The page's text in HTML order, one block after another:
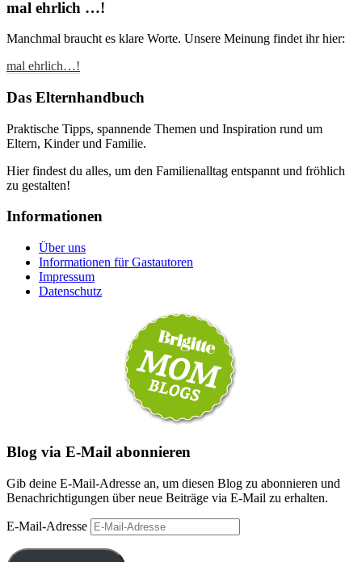
mal ehrlich …!
Manchmal braucht es klare Worte. Unsere Meinung findet ihr hier:
mal ehrlich…!
Das Elternhandbuch
Praktische Tipps, spannende Themen und Inspiration rund um
Eltern, Kinder und Familie.
Hier findest du alles, um den Familienalltag entspannt und fröhlich
zu gestalten!
Informationen
Über uns
Informationen für Gastautoren
Impressum
Datenschutz
Blog via E-Mail abonnieren
Gib deine E-Mail-Adresse an, um diesen Blog zu abonnieren und
Benachrichtigungen über neue Beiträge via E-Mail zu erhalten.
E-Mail-Adresse